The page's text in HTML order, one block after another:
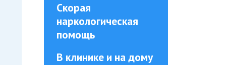
Скорая
наркологическая
помощь
В клинике и на дому